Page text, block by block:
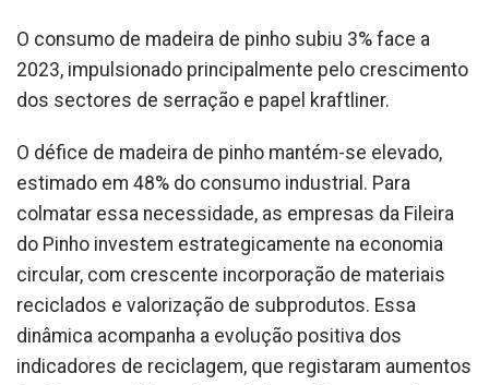
O consumo de madeira de pinho subiu 3% face a
2023, impulsionado principalmente pelo crescimento
dos sectores de serração e papel kraftliner.
O défice de madeira de pinho mantém-se elevado,
estimado em 48% do consumo industrial. Para
colmatar essa necessidade, as empresas da Fileira
do Pinho investem estrategicamente na economia
circular, com crescente incorporação de materiais
reciclados e valorização de subprodutos. Essa
dinâmica acompanha a evolução positiva dos
indicadores de reciclagem, que registaram aumentos